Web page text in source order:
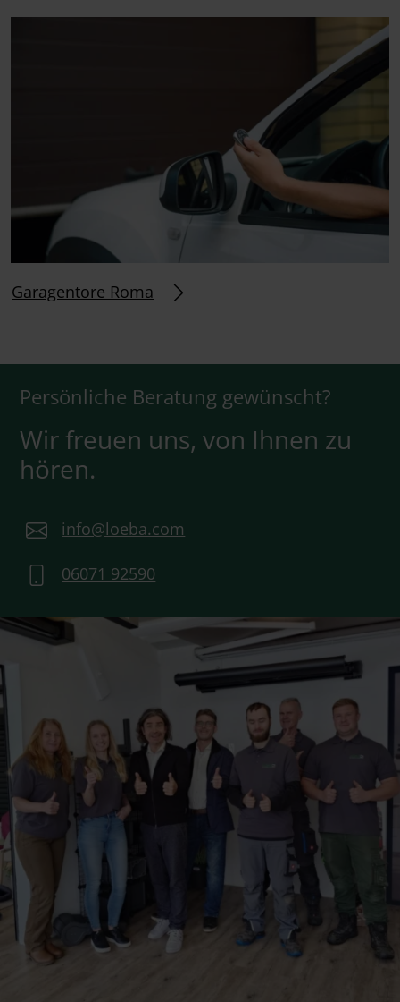
Garagentore Roma
Persönliche Beratung gewünscht?
Wir freuen uns, von Ihnen zu
hören.
info@loeba.com
06071 92590